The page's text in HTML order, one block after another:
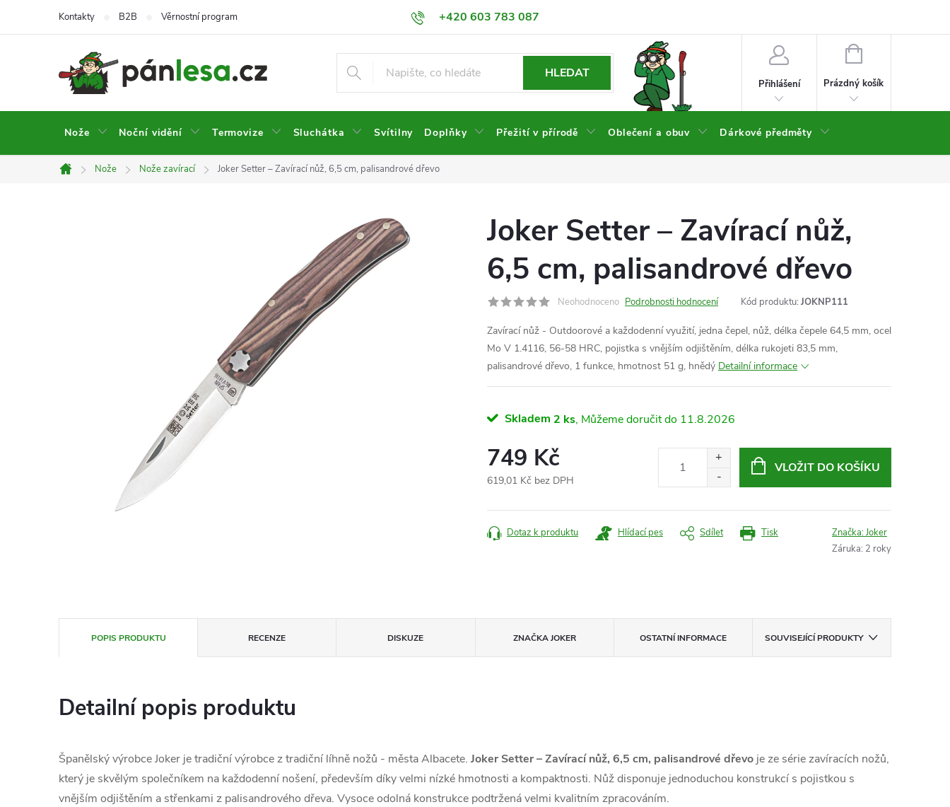
+420 603 783 087
Kontakty B2B Věrnostní program
HLEDAT
Přihlášení
NÁKUPNÍ
Prázdný košík
Nože Noční vidění Termovize Sluchátka Svítilny Doplňky Přežití v přírodě Oblečení a obuv Dárkové předměty
Domů
Nože Nože zavírací Joker Setter – Zavírací nůž, 6,5 cm, palisandrové dřevo
Joker Setter – Zavírací nůž,
6,5 cm, palisandrové dřevo
Neohodnoceno Podrobnosti hodnocení Kód produktu: JOKNP111
Zavírací nůž - Outdoorové a každodenní využití, jedna čepel, nůž, délka čepele 64,5 mm, ocel
Mo V 1.4116, 56-58 HRC, pojistka s vnějším odjištěním, délka rukojeti 83,5 mm,
palisandrové dřevo, 1 funkce, hmotnost 51 g, hnědý Detailní informace
Skladem 2 ks 11.8.2026
749 Kč
619,01 Kč bez DPH
cena:
VLOŽIT DO KOŠÍKU
Tisk
Dotaz k produktu Hlídací pes Sdílet Značka:Joker
Záruka: 2 roky
POPIS PRODUKTU RECENZE DISKUZE ZNAČKAJOKER OSTATNÍ INFORMACE SOUVISEJÍCÍ PRODUKTY
Detailní popis produktu
Španělský výrobce Joker je tradiční výrobce z tradiční líhně nožů - města Albacete. Joker Setter – Zavírací nůž, 6,5 cm, palisandrové dřevo je ze série zavíracích nožů,
který je skvělým společníkem na každodenní nošení, především díky velmi nízké hmotnosti a kompaktnosti. Nůž disponuje jednoduchou konstrukcí s pojistkou s
vnějším odjištěním a střenkami z palisandrového dřeva. Vysoce odolná konstrukce podtržená velmi kvalitním zpracováním.